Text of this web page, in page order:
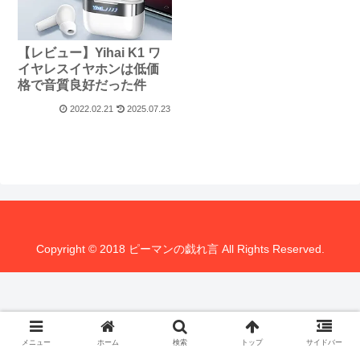
【レビュー】Yihai K1 ワ
イヤレスイヤホンは低価
格で音質良好だった件
2022.02.21 2025.07.23
Copyright © 2018 ピーマンの戯れ言 All Rights Reserved.
メニュー ホーム 検索 トップ サイドバー